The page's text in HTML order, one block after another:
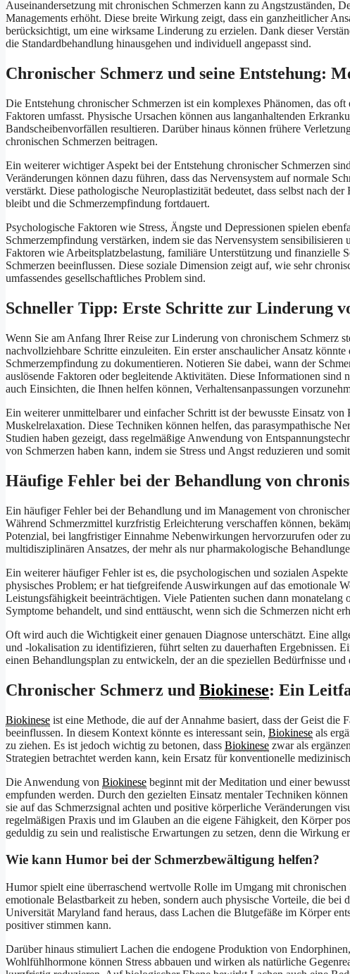
Auseinandersetzung mit chronischen Schmerzen kann zu Angstzuständen,
Managements erhöht. Diese breite Wirkung zeigt, dass ein ganzheitlicher
berücksichtigt, um eine wirksame Linderung zu erzielen. Dank dieser
die Standardbehandlung hinausgehen und individuell angepasst sind.
Chronischer Schmerz und seine Entstehung:
Die Entstehung chronischer Schmerzen ist ein komplexes Phänomen, das
Faktoren umfasst. Physische Ursachen können aus langanhaltenden
Bandscheibenvorfällen resultieren. Darüber hinaus können frühere
chronischen Schmerzen beitragen.
Ein weiterer wichtiger Aspekt bei der Entstehung chronischer Schmerzen
Veränderungen können dazu führen, dass das Nervensystem auf normale
verstärkt. Diese pathologische Neuroplastizität bedeutet, dass selbst nach
bleibt und die Schmerzempfindung fortdauert.
Psychologische Faktoren wie Stress, Ängste und Depressionen spielen
Schmerzempfindung verstärken, indem sie das Nervensystem
Faktoren wie Arbeitsplatzbelastung, familiäre Unterstützung und finanzielle
Schmerzen beeinflussen. Diese soziale Dimension zeigt auf, wie sehr
umfassendes gesellschaftliches Problem sind.
Schneller Tipp: Erste Schritte zur Linderung
Wenn Sie am Anfang Ihrer Reise zur Linderung von chronischem Schmerz
nachvollziehbare Schritte einzuleiten. Ein erster anschaulicher Ansatz
Schmerzempfindung zu dokumentieren. Notieren Sie dabei, wann der
auslösende Faktoren oder begleitende Aktivitäten. Diese Informationen
auch Einsichten, die Ihnen helfen können, Verhaltensanpassungen
Ein weiterer unmittelbarer und einfacher Schritt ist der bewusste Einsatz
Muskelrelaxation. Diese Techniken können helfen, das parasympathische
Studien haben gezeigt, dass regelmäßige Anwendung von
von Schmerzen haben kann, indem sie Stress und Angst reduzieren und
Häufige Fehler bei der Behandlung von
Ein häufiger Fehler bei der Behandlung und im Management von
Während Schmerzmittel kurzfristig Erleichterung verschaffen können,
Potenzial, bei langfristiger Einnahme Nebenwirkungen hervorzurufen oder
multidisziplinären Ansatzes, der mehr als nur pharmakologische
Ein weiterer häufiger Fehler ist es, die psychologischen und sozialen
physisches Problem; er hat tiefgreifende Auswirkungen auf das emotionale
Leistungsfähigkeit beeinträchtigen. Viele Patienten suchen dann
Symptome behandelt, und sind enttäuscht, wenn sich die Schmerzen nicht
Oft wird auch die Wichtigkeit einer genauen Diagnose unterschätzt. Eine
und -lokalisation zu identifizieren, führt selten zu dauerhaften Ergebnissen.
einen Behandlungsplan zu entwickeln, der an die speziellen Bedürfnisse und
Chronischer Schmerz und Biokinese: Ein
Biokinese ist eine Methode, die auf der Annahme basiert, dass der Geist die
beeinflussen. In diesem Kontext könnte es interessant sein, Biokinese als
zu ziehen. Es ist jedoch wichtig zu betonen, dass Biokinese zwar als
Strategien betrachtet werden kann, kein Ersatz für konventionelle
Die Anwendung von Biokinese beginnt mit der Meditation und einer
empfunden werden. Durch den gezielten Einsatz mentaler Techniken
sie auf das Schmerzsignal achten und positive körperliche Veränderungen
regelmäßigen Praxis und im Glauben an die eigene Fähigkeit, den Körper
geduldig zu sein und realistische Erwartungen zu setzen, denn die Wirkung
Wie kann Humor bei der Schmerzbewältigung helfen?
Humor spielt eine überraschend wertvolle Rolle im Umgang mit
emotionale Belastbarkeit zu heben, sondern auch physische Vorteile, die
Universität Maryland fand heraus, dass Lachen die Blutgefäße im Körper
positiver stimmen kann.
Darüber hinaus stimuliert Lachen die endogene Produktion von
Wohlfühlhormone können Stress abbauen und wirken als natürliche